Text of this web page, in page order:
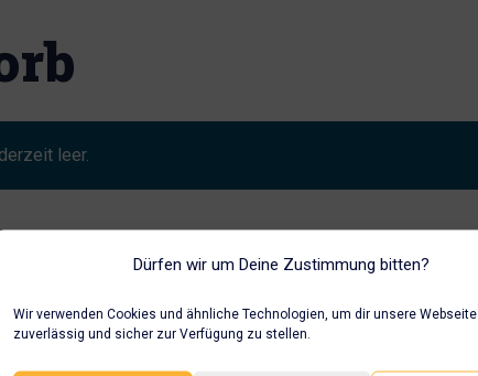
Dürfen wir um Deine Zustimmung bitten?
Wir verwenden Cookies und ähnliche Technologien, um dir unsere Webseite
zuverlässig und sicher zur Verfügung zu stellen.
leer.